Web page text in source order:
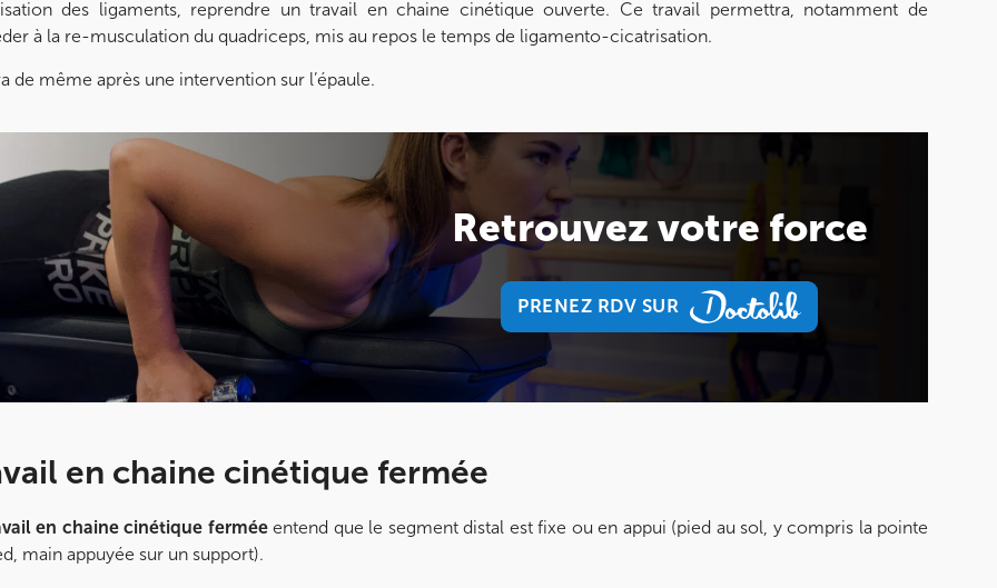
des ligaments, reprendre un travail en chaine cinétique ouverte. Ce travail permettra, notamment de
à la re-musculation du quadriceps, mis au repos le temps de ligamento-cicatrisation.
de même après une intervention sur l’épaule.
Retrouvez votre force
PRENEZ RDV SUR
PRENEZ RDV SUR
en chaine cinétique fermée
en chaine cinétique ferméeentend que le segment distal est fixe ou en appui (pied au sol, y compris la pointe
main appuyée sur un support).